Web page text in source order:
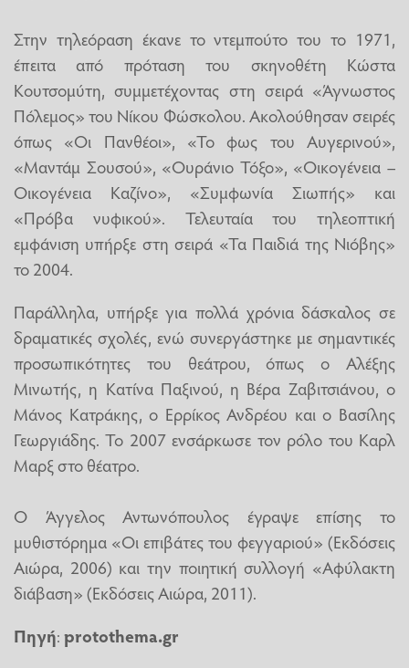
Στην τηλεόραση έκανε το ντεμπούτο του το 1971,
έπειτα από πρόταση του σκηνοθέτη Κώστα
Κουτσομύτη, συμμετέχοντας στη σειρά «Άγνωστος
Πόλεμος» του Νίκου Φώσκολου. Ακολούθησαν σειρές
όπως «Οι Πανθέοι», «Το φως του Αυγερινού»,
«Μαντάμ Σουσού», «Ουράνιο Τόξο», «Οικογένεια –
Οικογένεια Καζίνο», «Συμφωνία Σιωπής» και
«Πρόβα νυφικού». Τελευταία του τηλεοπτική
εμφάνιση υπήρξε στη σειρά «Τα Παιδιά της Νιόβης»
το 2004.
Παράλληλα, υπήρξε για πολλά χρόνια δάσκαλος σε
δραματικές σχολές, ενώ συνεργάστηκε με σημαντικές
προσωπικότητες του θεάτρου, όπως ο Αλέξης
Μινωτής, η Κατίνα Παξινού, η Βέρα Ζαβιτσιάνου, ο
Μάνος Κατράκης, ο Ερρίκος Ανδρέου και ο Βασίλης
Γεωργιάδης. Το 2007 ενσάρκωσε τον ρόλο του Καρλ
Μαρξ στο θέατρο.
Ο Άγγελος Αντωνόπουλος έγραψε επίσης το
μυθιστόρημα «Οι επιβάτες του φεγγαριού» (Εκδόσεις
Αιώρα, 2006) και την ποιητική συλλογή «Αφύλακτη
διάβαση» (Εκδόσεις Αιώρα, 2011).
Πηγή:protothema.gr